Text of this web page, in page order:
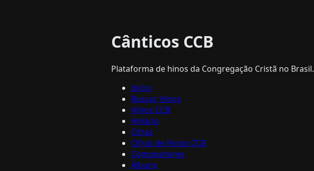
Cânticos CCB
Plataforma de hinos da Congregação Cristã no Brasil.
Início
Buscar Hinos
Hinos CCB
Hinário
Cifras
Cifras de Hinos CCB
Compositores
Álbuns